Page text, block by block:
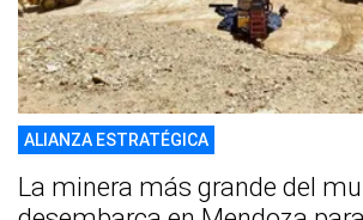
ALIANZA ESTRATÉGICA
La minera más grande del